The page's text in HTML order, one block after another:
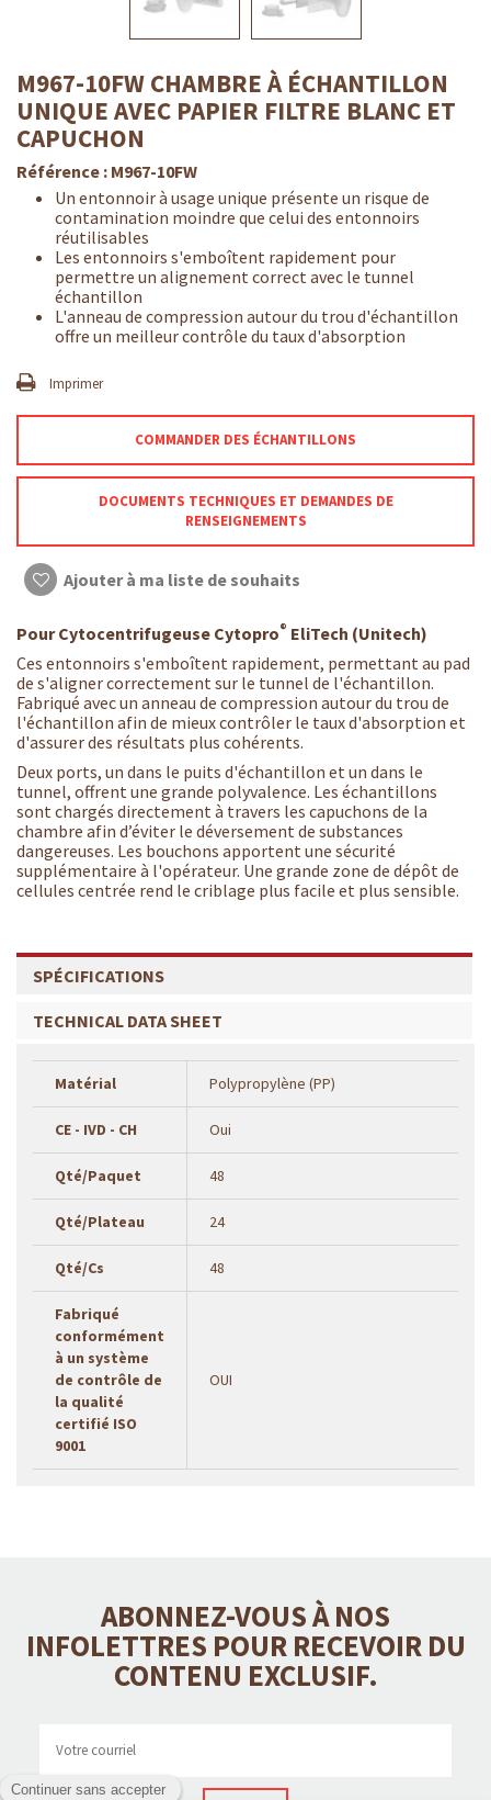
M967-10FW CHAMBRE À ÉCHANTILLON
UNIQUE AVEC PAPIER FILTRE BLANC ET
CAPUCHON
Référence : M967-10FW
Un entonnoir à usage unique présente un risque de
contamination moindre que celui des entonnoirs
réutilisables
Les entonnoirs s'emboîtent rapidement pour
permettre un alignement correct avec le tunnel
échantillon
L'anneau de compression autour du trou d'échantillon
offre un meilleur contrôle du taux d'absorption
Imprimer
COMMANDER DES ÉCHANTILLONS
DOCUMENTS TECHNIQUES ET DEMANDES DE
RENSEIGNEMENTS
Ajouter à ma liste de souhaits
Pour Cytocentrifugeuse Cytopro® EliTech (Unitech)
Ces entonnoirs s'emboîtent rapidement, permettant au pad
de s'aligner correctement sur le tunnel de l'échantillon.
Fabriqué avec un anneau de compression autour du trou de
l'échantillon afin de mieux contrôler le taux d'absorption et
d'assurer des résultats plus cohérents.
Deux ports, un dans le puits d'échantillon et un dans le
tunnel, offrent une grande polyvalence. Les échantillons
sont chargés directement à travers les capuchons de la
chambre afin d’éviter le déversement de substances
dangereuses. Les bouchons apportent une sécurité
supplémentaire à l'opérateur. Une grande zone de dépôt de
cellules centrée rend le criblage plus facile et plus sensible.
SPÉCIFICATIONS
TECHNICAL DATA SHEET
Matérial Polypropylène (PP)
CE - IVD - CH Oui
Qté/Paquet 48
Qté/Plateau 24
Qté/Cs 48
Fabriqué
conformément
à un système
de contrôle de
la qualité
certifié ISO
9001
OUI
ABONNEZ-VOUS À NOS
INFOLETTRES POUR RECEVOIR DU
CONTENU EXCLUSIF.